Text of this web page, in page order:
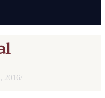
2016